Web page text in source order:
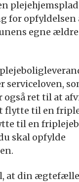
for opfyldelsen
egne ældre
serviceloven,
ret til at
flytte til en
til en
skal opfylde
at din